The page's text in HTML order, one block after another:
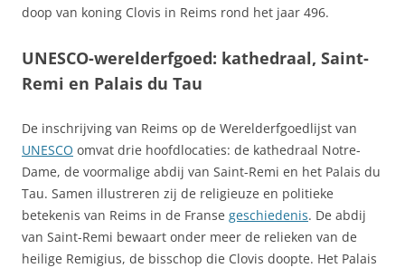
doop van koning Clovis in Reims rond het jaar 496.
UNESCO-werelderfgoed: kathedraal, Saint-
Remi en Palais du Tau
De inschrijving van Reims op de Werelderfgoedlijst van
UNESCO omvat drie hoofdlocaties: de kathedraal Notre-
Dame, de voormalige abdij van Saint-Remi en het Palais du
Tau. Samen illustreren zij de religieuze en politieke
betekenis van Reims in de Franse geschiedenis. De abdij
van Saint-Remi bewaart onder meer de relieken van de
heilige Remigius, de bisschop die Clovis doopte. Het Palais